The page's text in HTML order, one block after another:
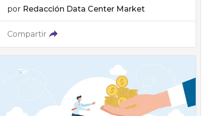
por Redacción Data Center Market
Compartir